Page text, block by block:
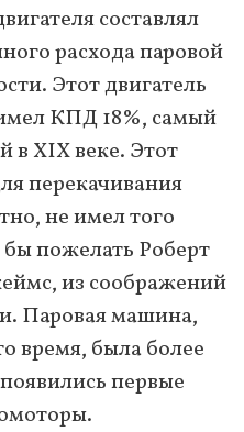
составлял
расхода паровой
Этот двигатель
КПД 18%, самый
в XIX веке. Этот
перекачивания
не имел того
пожелать Роберт
из соображений
Паровая машина,
время, была более
первые